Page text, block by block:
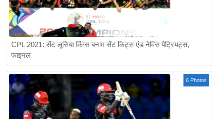
CPL 2021: सेंट लूसिया किंग्स बनाम सेंट किट्स एंड नेविस पैट्रियट्स,
फाइनल
6 Photos